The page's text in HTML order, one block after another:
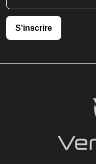
S'inscrire